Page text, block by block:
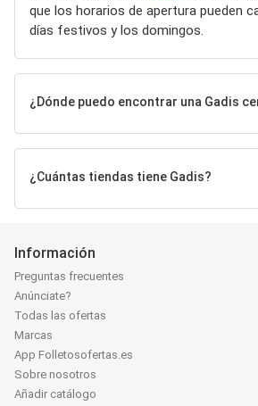
que los horarios de apertura pueden
días festivos y los domingos.
¿Dónde puedo encontrar una Gadis
¿Cuántas tiendas tiene Gadis?
Información
Preguntas frecuentes
Anúnciate?
Todas las ofertas
Marcas
App Folletosofertas.es
Sobre nosotros
Añadir catálogo